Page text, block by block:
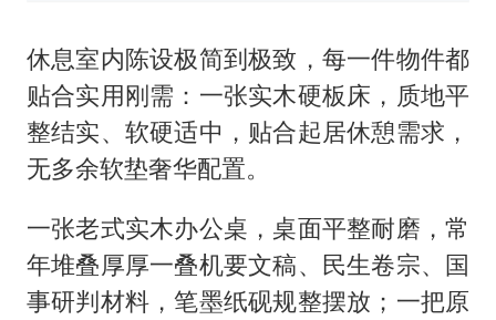
休息室内陈设极简到极致，每一件物件都
贴合实用刚需：一张实木硬板床，质地平
整结实、软硬适中，贴合起居休憩需求，
无多余软垫奢华配置。
一张老式实木办公桌，桌面平整耐磨，常
年堆叠厚厚一叠机要文稿、民生卷宗、国
事研判材料，笔墨纸砚规整摆放；一把原